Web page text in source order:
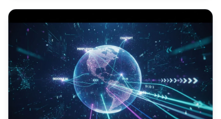
Voorspellende AI-zichtbaarheid: De Toekomstige